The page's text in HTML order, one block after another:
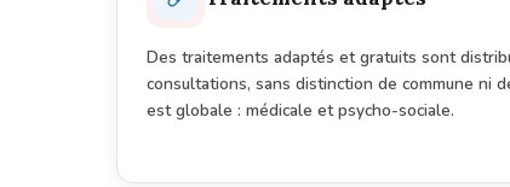
Des traitements adaptés et gratuits sont
consultations, sans distinction de commune ni
est globale : médicale et psycho-sociale.